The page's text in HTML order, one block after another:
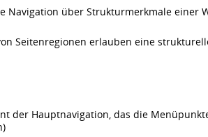
Navigation über Strukturmerkmale einer
Seitenregionen erlauben eine
der Hauptnavigation, das die